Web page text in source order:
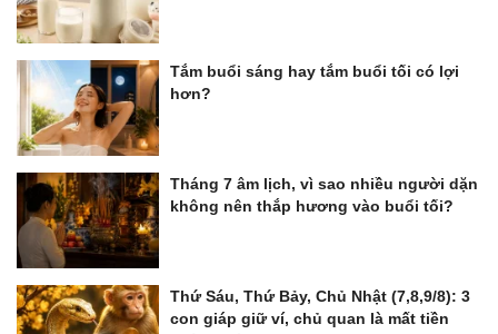
Tắm buổi sáng hay tắm buổi tối có lợi
hơn?
Tháng 7 âm lịch, vì sao nhiều người dặn
không nên thắp hương vào buổi tối?
Thứ Sáu, Thứ Bảy, Chủ Nhật (7,8,9/8): 3
con giáp giữ ví, chủ quan là mất tiền